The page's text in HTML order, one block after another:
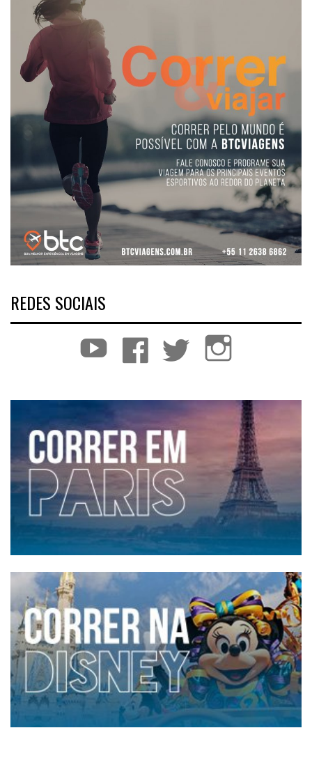
REDES SOCIAIS
YouTube Facebook Twitter